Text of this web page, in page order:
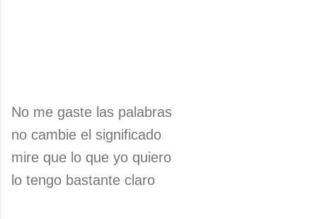
No me gaste las palabras
no cambie el significado
mire que lo que yo quiero
lo tengo bastante claro